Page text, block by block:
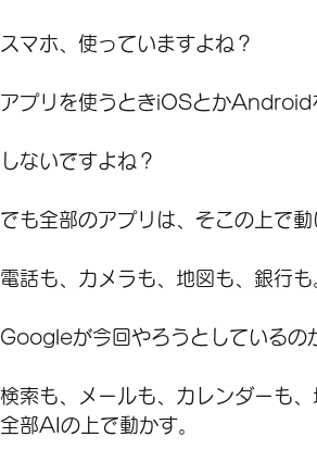
スマホ、使っていますよね？
アプリを使うときiOSとかAndroid
しないですよね？
でも全部のアプリは、そこの上で動
電話も、カメラも、地図も、銀行も
Googleが今回やろうとしているの
検索も、メールも、カレンダーも、
全部AIの上で動かす。